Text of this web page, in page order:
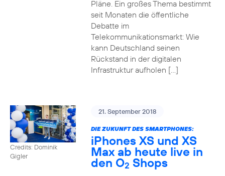
Pläne. Ein großes Thema bestimmt
seit Monaten die öffentliche
Debatte im
Telekommunikationsmarkt: Wie
kann Deutschland seinen
Rückstand in der digitalen
Infrastruktur aufholen […]
Credits: Dominik
Gigler
21. September 2018
DIE ZUKUNFT DES SMARTPHONES:
iPhones XS und XS
Max ab heute live in
den O2 Shops